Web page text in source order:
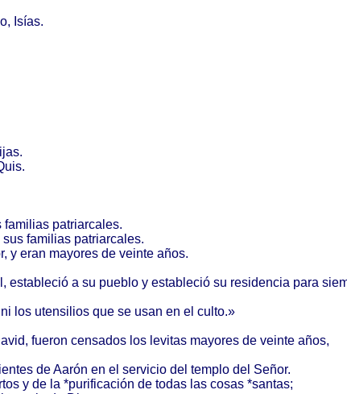
, Isías.
.
.
familias patriarcales.
familias patriarcales.
, y eran mayoresde veinte años.
, establecióa su puebloy estableciósu residencia para
los utensiliosque se usan en el culto.»
, fueron censadoslos levitas mayoresde veinte años,
deAarón en el serviciodel templodel Señor.
y de la *purificación de todaslas cosas*santas;